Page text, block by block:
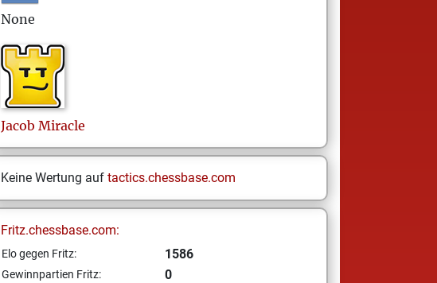
None
Jacob Miracle
Keine Wertung auf tactics.chessbase.com
Fritz.chessbase.com:
Elo gegen Fritz: 1586
Gewinnpartien Fritz: 0